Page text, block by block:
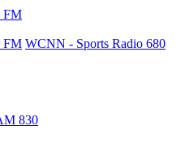
FM
FM WCNN - Sports Radio 680
830